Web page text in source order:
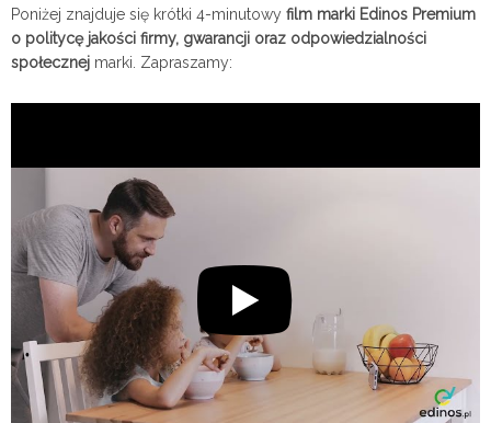
Poniżej znajduje się krótki 4-minutowy film marki Edinos Premium
o politycę jakości firmy, gwarancji oraz odpowiedzialności
społecznej marki. Zapraszamy: